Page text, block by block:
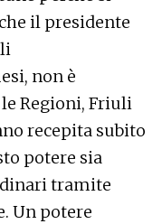
il presidente
non è
Regioni, Friuli
recepita subito
potere sia
tramite
Un potere